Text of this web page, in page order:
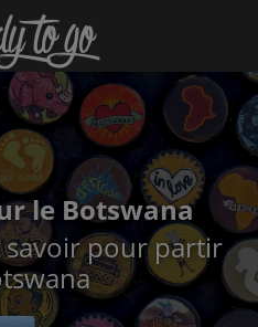
le Botswana
savoir pour partir